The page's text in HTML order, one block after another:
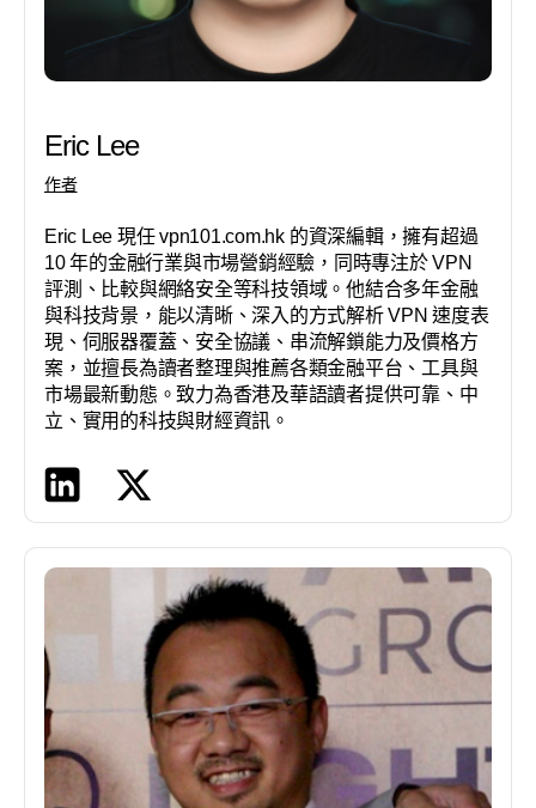
Eric Lee
作者
Eric Lee 現任 vpn101.com.hk 的資深編輯，擁有超過
10 年的金融行業與市場營銷經驗，同時專注於 VPN
評測、比較與網絡安全等科技領域。他結合多年金融
與科技背景，能以清晰、深入的方式解析 VPN 速度表
現、伺服器覆蓋、安全協議、串流解鎖能力及價格方
案，並擅長為讀者整理與推薦各類金融平台、工具與
市場最新動態。致力為香港及華語讀者提供可靠、中
立、實用的科技與財經資訊。